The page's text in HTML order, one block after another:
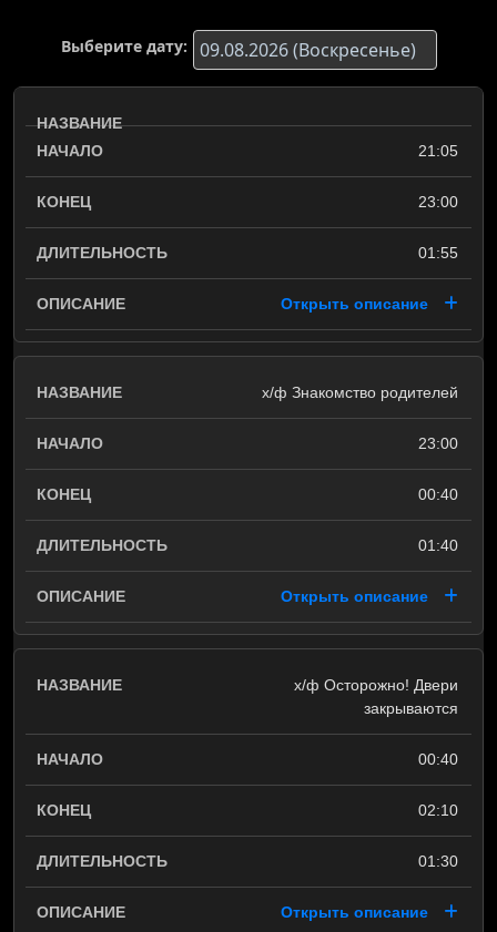
Выберите дату:
21:05
23:00
01:55
Открыть описание
х/ф Знакомство родителей
23:00
00:40
01:40
Открыть описание
х/ф Осторожно! Двери
закрываются
00:40
02:10
01:30
Открыть описание